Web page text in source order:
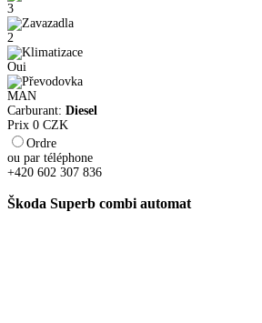
3
2
Oui
MAN
Carburant: Diesel
Prix 0 CZK
Ordre
ou par téléphone
+420 602 307 836
Škoda Superb combi automat